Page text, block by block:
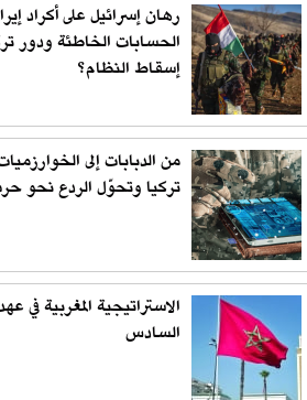
رهان إسرائيل على أكراد
الحسابات الخاطئة ودور
إسقاط النظام؟
من الدبابات إلى
تركيا وتحوّل الردع نحو
الاستراتيجية المغربية في
السادس